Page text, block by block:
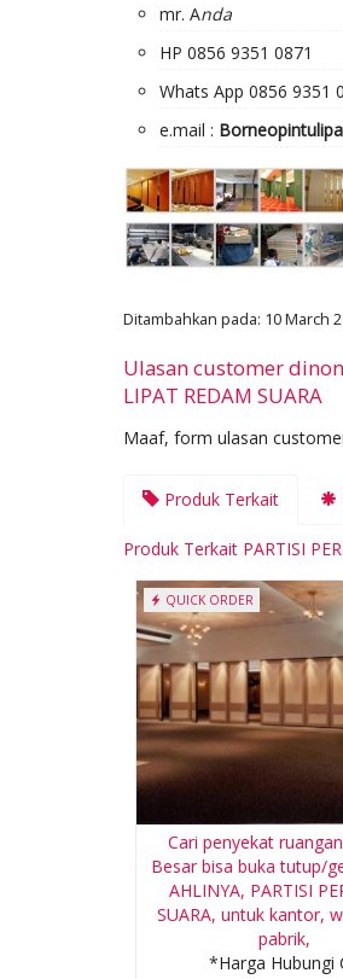
mr. Anda
HP 0856 9351 0871
Whats App 0856 9351
e.mail :
Ditambahkan pada: 10 March
Ulasan customer
LIPAT REDAM SUARA
Maaf, form ulasan
Produk Terkait
Produk Terkait PARTISI
QUICK ORDER
Cari penyekat
Besar bisa buka tutup/
AHLINYA, PARTISI
SUARA, untuk kantor,
pabrik,
*Harga Hubungi